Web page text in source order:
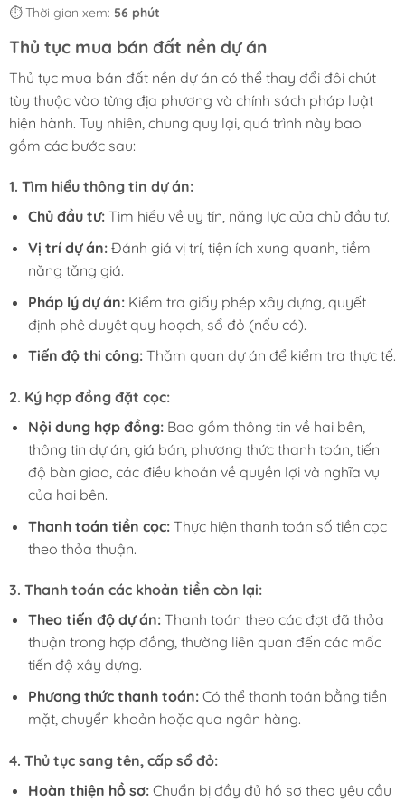
⏱️ Thời gian xem: 56 phút
Thủ tục mua bán đất nền dự án
Thủ tục mua bán đất nền dự án có thể thay đổi đôi chút
tùy thuộc vào từng địa phương và chính sách pháp luật
hiện hành. Tuy nhiên, chung quy lại, quá trình này bao
gồm các bước sau:
1. Tìm hiểu thông tin dự án:
Chủ đầu tư:Tìm hiểu về uy tín, năng lực của chủ đầu tư.
Vị trí dự án:Đánh giá vị trí, tiện ích xung quanh, tiềm
năng tăng giá.
Pháp lý dự án:Kiểm tra giấy phép xây dựng, quyết
định phê duyệt quy hoạch, sổ đỏ (nếu có).
Tiến độ thi công:Thăm quan dự án để kiểm tra thực tế.
2. Ký hợp đồng đặt cọc:
Nội dung hợp đồng:Bao gồm thông tin về hai bên,
thông tin dự án, giá bán, phương thức thanh toán, tiến
độ bàn giao, các điều khoản về quyền lợi và nghĩa vụ
của hai bên.
Thanh toán tiền cọc:Thực hiện thanh toán số tiền cọc
theo thỏa thuận.
3. Thanh toán các khoản tiền còn lại:
Theo tiến độ dự án:Thanh toán theo các đợt đã thỏa
thuận trong hợp đồng, thường liên quan đến các mốc
tiến độ xây dựng.
Phương thức thanh toán:Có thể thanh toán bằng tiền
mặt, chuyển khoản hoặc qua ngân hàng.
4. Thủ tục sang tên, cấp sổ đỏ:
Hoàn thiện hồ sơ:Chuẩn bị đầy đủ hồ sơ theo yêu cầu